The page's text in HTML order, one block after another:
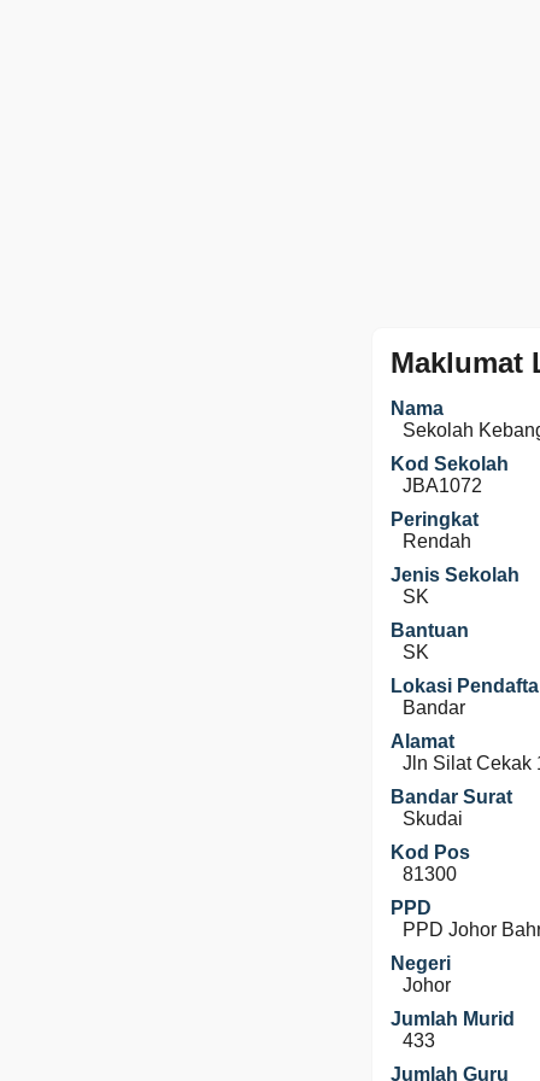
Maklumat
Nama
Sekolah
Kod Sekolah
JBA1072
Peringkat
Rendah
Jenis Sekolah
SK
Bantuan
SK
Lokasi
Bandar
Alamat
Jln Silat Cekak
Bandar Surat
Skudai
Kod Pos
81300
PPD
PPD Johor
Negeri
Johor
Jumlah Murid
433
Jumlah Guru